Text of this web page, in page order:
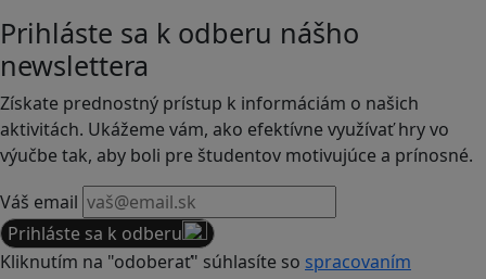
Prihláste sa k odberu nášho
newslettera
Získate prednostný prístup k informáciám o našich
aktivitách. Ukážeme vám, ako efektívne využívať hry vo
výučbe tak, aby boli pre študentov motivujúce a prínosné.
Váš email
Prihláste sa k odberu
Kliknutím na "odoberať" súhlasíte so spracovaním